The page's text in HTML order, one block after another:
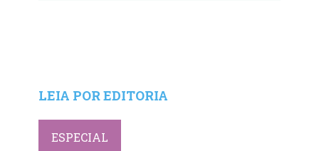
LEIA POR EDITORIA
ESPECIAL